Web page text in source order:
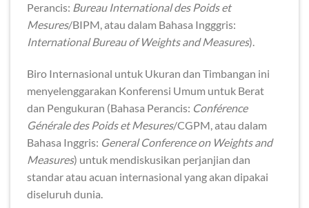
Perancis: Bureau International des Poids et
Mesures/BIPM, atau dalam Bahasa Ingggris:
International Bureau of Weights and Measures).
Biro Internasional untuk Ukuran dan Timbangan ini
menyelenggarakan Konferensi Umum untuk Berat
dan Pengukuran (Bahasa Perancis: Conférence
Générale des Poids et Mesures/CGPM, atau dalam
Bahasa Inggris: General Conference on Weights and
Measures) untuk mendiskusikan perjanjian dan
standar atau acuan internasional yang akan dipakai
diseluruh dunia.